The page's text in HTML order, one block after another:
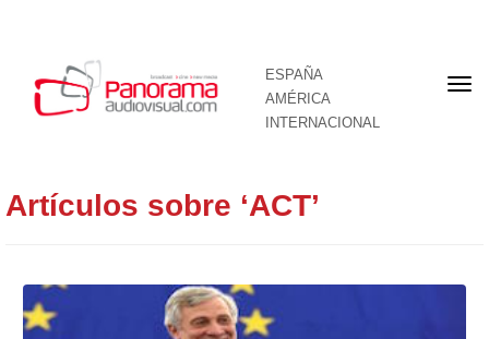
ESPAÑA
AMÉRICA
INTERNACIONAL
Artículos sobre ‘ACT’